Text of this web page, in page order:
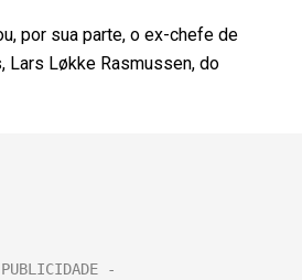
por sua parte, o ex-chefe de
Lars Løkke Rasmussen, do